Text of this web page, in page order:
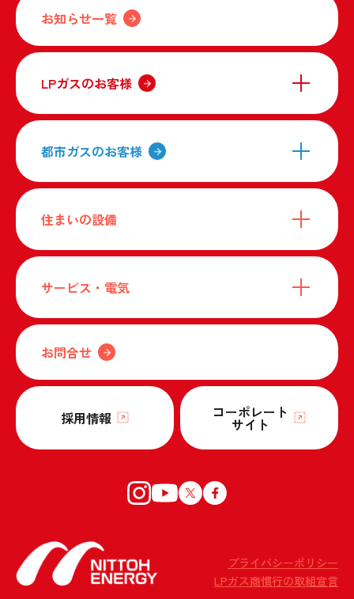
お知らせ一覧
LPガスのお客様
都市ガスのお客様
住まいの設備
サービス・電気
お問合せ
採用情報 コーポレート
サイト
プライバシーポリシー
LPガス商慣行の取組宣言